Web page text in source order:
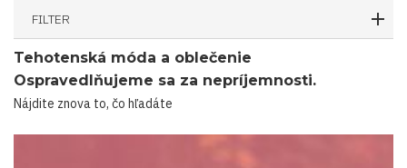
FILTER
Tehotenská móda a oblečenie
Ospravedlňujeme sa za nepríjemnosti.
Nájdite znova to, čo hľadáte